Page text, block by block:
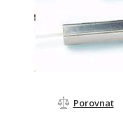
Porovnat